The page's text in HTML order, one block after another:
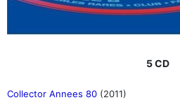
5 CD
Collector Annees 80 (2011)